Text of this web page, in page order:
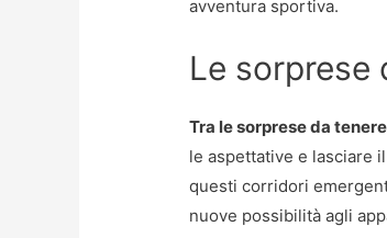
avventura sportiva.
Le sorprese
Tra le sorprese da
le aspettative e lasciare
questi corridori
nuove possibilità agli